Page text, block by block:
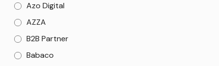
Azo Digital
AZZA
B2B Partner
Babaco